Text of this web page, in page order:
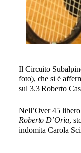
Il Circuito
foto), che si è
sul 3.3 Roberto
Nell’Over 45
Roberto D’Oria,
indomita Carola